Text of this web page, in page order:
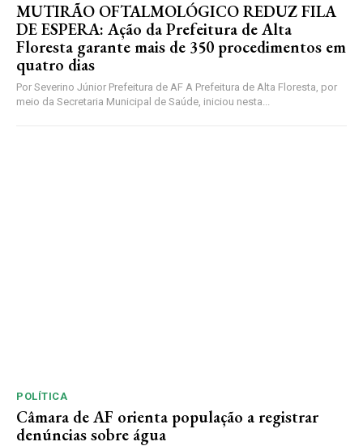
MUTIRÃO OFTALMOLÓGICO REDUZ FILA
DE ESPERA: Ação da Prefeitura de Alta
Floresta garante mais de 350 procedimentos em
quatro dias
Por Severino Júnior Prefeitura de AF A Prefeitura de Alta Floresta, por
meio da Secretaria Municipal de Saúde, iniciou nesta...
POLÍTICA
Câmara de AF orienta população a registrar
denúncias sobre água